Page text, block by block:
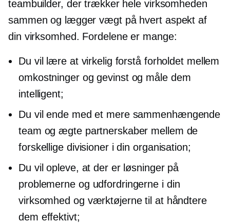
teambuilder, der trækker hele virksomheden
sammen og lægger vægt på hvert aspekt af
din virksomhed. Fordelene er mange:
Du vil lære at virkelig forstå forholdet mellem
omkostninger og gevinst og måle dem
intelligent;
Du vil ende med et mere sammenhængende
team og ægte partnerskaber mellem de
forskellige divisioner i din organisation;
Du vil opleve, at der er løsninger på
problemerne og udfordringerne i din
virksomhed og værktøjerne til at håndtere
dem effektivt;